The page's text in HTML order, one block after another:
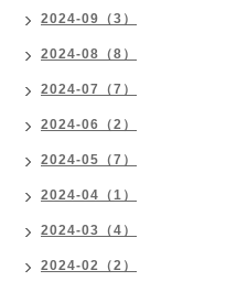
2024-09（3）
2024-08（8）
2024-07（7）
2024-06（2）
2024-05（7）
2024-04（1）
2024-03（4）
2024-02（2）